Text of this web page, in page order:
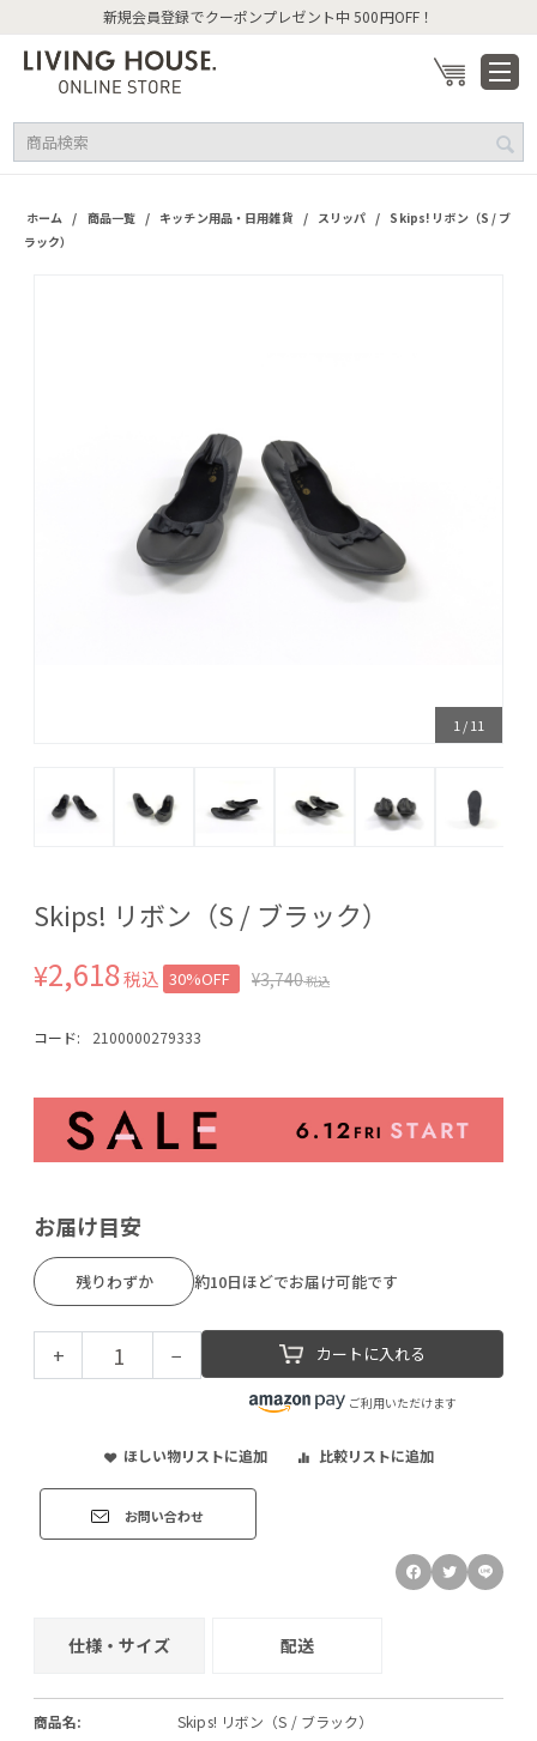
新規会員登録でクーポンプレゼント中 500円OFF！
ホーム / 商品一覧 / キッチン用品・日用雑貨 / スリッパ / Skips! リボン（S / ブ
ラック）
1 /11
Skips! リボン（S / ブラック）
¥2,618税込 30%OFF ¥3,740税込
コード: 2100000279333
お届け目安
残りわずか 約10日ほどでお届け可能です
+ − カートに入れる
ご利用いただけます
ほしい物リストに追加 比較リストに追加
お問い合わせ
仕様・サイズ 配送
商品名: Skips! リボン（S / ブラック）